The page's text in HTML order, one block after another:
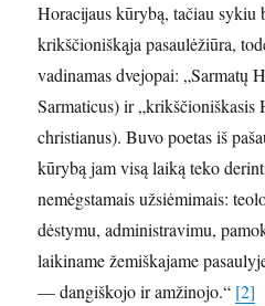
Horacijaus kūrybą, tačiau sykiu
krikščioniškąja pasaulėžiūra,
vadinamas dvejopai: „Sarmatų
Sarmaticus) ir „krikščioniškasis
christianus). Buvo poetas iš
kūrybą jam visą laiką teko
nemėgstamais užsiėmimais:
dėstymu, administravimu,
laikiname žemiškajame
— dangiškojo ir amžinojo.“ [2]